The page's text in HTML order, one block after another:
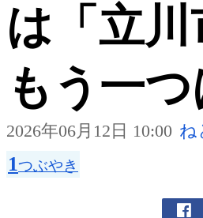
は「立川
もう一つ
2026年06月12日 10:00 ね
1つぶやき